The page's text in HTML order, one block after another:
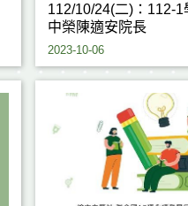
112/10/24(二)：112-
中榮陳適安院長
2023-10-06